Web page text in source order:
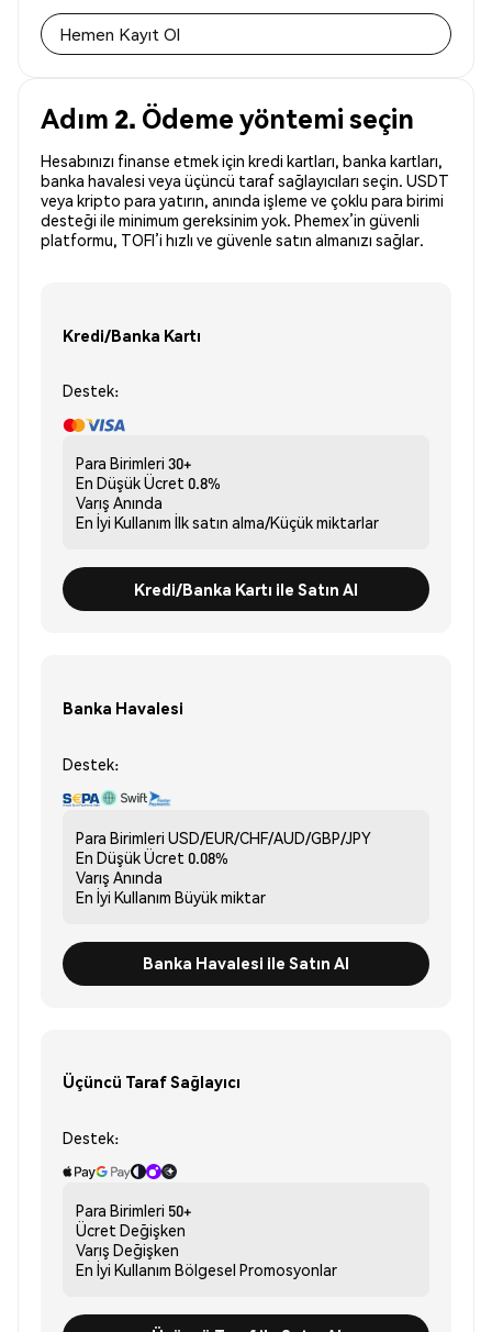
Hemen Kayıt Ol
Adım 2. Ödeme yöntemi seçin
Hesabınızı finanse etmek için kredi kartları, banka kartları,
banka havalesi veya üçüncü taraf sağlayıcıları seçin. USDT
veya kripto para yatırın, anında işleme ve çoklu para birimi
desteği ile minimum gereksinim yok. Phemex’in güvenli
platformu, TOFI’i hızlı ve güvenle satın almanızı sağlar.
Kredi/Banka Kartı
Destek:
Para Birimleri 30+
En Düşük Ücret 0.8%
Varış Anında
En İyi Kullanım İlk satın alma/Küçük miktarlar
Kredi/Banka Kartı ile Satın Al
Banka Havalesi
Destek:
Para Birimleri USD/EUR/CHF/AUD/GBP/JPY
En Düşük Ücret 0.08%
Varış Anında
En İyi Kullanım Büyük miktar
Banka Havalesi ile Satın Al
Üçüncü Taraf Sağlayıcı
Destek:
Para Birimleri 50+
Ücret Değişken
Varış Değişken
En İyi Kullanım Bölgesel Promosyonlar